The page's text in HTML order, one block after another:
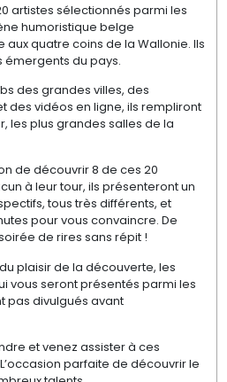
artistes sélectionnés parmi les
humoristique belge
quatre coins de la Wallonie. Ils
émergents du pays.
des grandes villes, des
des vidéos en ligne, ils rempliront
les plus grandes salles de la
de découvrir 8 de ces 20
à leur tour, ils présenteront un
tous très différents, et
pour vous convaincre. De
de rires sans répit !
plaisir de la découverte, les
vous seront présentés parmi les
pas divulgués avant
et venez assister à ces
parfaite de découvrir le